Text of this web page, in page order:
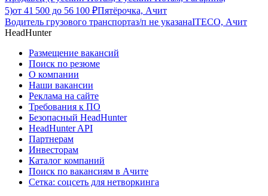
5)от 41 500 до 56 100 ₽Пятёрочка, Ачит
Водитель грузового транспортаз/п не указанаITECO, Ачит
HeadHunter
Размещение вакансий
Поиск по резюме
О компании
Наши вакансии
Реклама на сайте
Требования к ПО
Безопасный HeadHunter
HeadHunter API
Партнерам
Инвесторам
Каталог компаний
Поиск по вакансиям в Ачите
Сетка: соцсеть для нетворкинга